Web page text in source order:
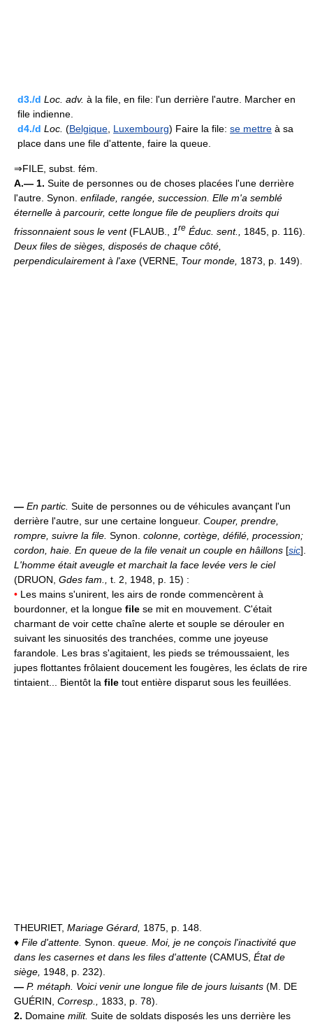
d3./d Loc. adv. à la file, en file: l'un derrière l'autre. Marcher en
file indienne.
d4./d Loc. (Belgique Luxembourg) Faire la file: se mettre à sa
place dans une file d'attente, faire la queue.
⇒FILE, subst. fém.
A.— 1. Suite de personnes ou de choses placées l'une derrière
l'autre. Synon. enfilade, rangée, succession. Elle m'a semblé
éternelle à parcourir, cette longue file de peupliers droits qui
frissonnaient sous le vent(FLAUB., 1re Éduc. sent., 1845, p. 116).
Deux files de sièges, disposés de chaque côté,
perpendiculairement à l'axe (VERNE, Tour monde, 1873, p. 149).
— En partic. Suite de personnes ou de véhicules avançant l'un
derrière l'autre, sur une certaine longueur. Couper, prendre,
rompre, suivre la file. Synon. colonne, cortège, défilé, procession;
cordon, haie. En queue de la file venait un couple en hâillons [sic].
L'homme était aveugle et marchait la face levée vers le ciel
(DRUON, Gdes fam., t. 2, 1948, p. 15) :
• Les mains s'unirent, les airs de ronde commencèrent à
bourdonner, et la longue file se mit en mouvement. C'était
charmant de voir cette chaîne alerte et souple se dérouler en
suivant les sinuosités des tranchées, comme une joyeuse
farandole. Les bras s'agitaient, les pieds se trémoussaient, les
jupes flottantes frôlaient doucement les fougères, les éclats de rire
tintaient... Bientôt la file tout entière disparut sous les feuillées.
THEURIET, Mariage Gérard, 1875, p. 148.
♦ File d'attente. Synon. queue. Moi, je ne conçois l'inactivité que
dans les casernes et dans les files d'attente (CAMUS, État de
siège, 1948, p. 232).
— P. métaph. Voici venir une longue file de jours luisants (M. DE
GUÉRIN, Corresp., 1833, p. 78).
2. Domaine milit. Suite de soldats disposés les uns derrière les